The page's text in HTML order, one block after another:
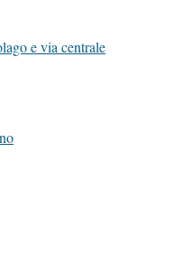
e via centrale